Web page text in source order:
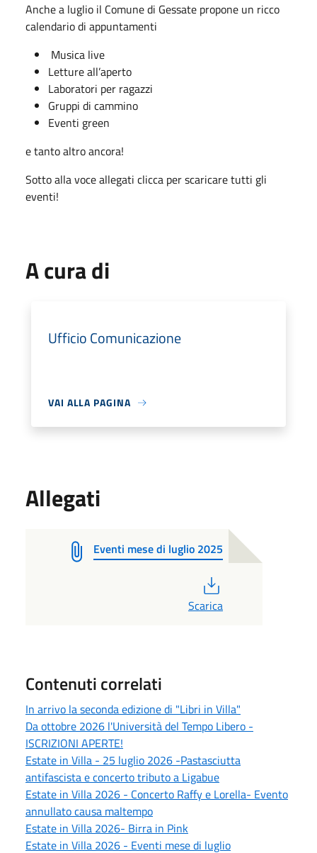
Anche a luglio il Comune di Gessate propone un ricco
calendario di appuntamenti
Musica live
Letture all’aperto
Laboratori per ragazzi
Gruppi di cammino
Eventi green
e tanto altro ancora!
Sotto alla voce allegati clicca per scaricare tutti gli
eventi!
A cura di
Ufficio Comunicazione
VAI ALLA PAGINA
Allegati
Eventi mese di luglio 2025
Scarica
Contenuti correlati
In arrivo la seconda edizione di "Libri in Villa"
Da ottobre 2026 l'Università del Tempo Libero -
ISCRIZIONI APERTE!
Estate in Villa - 25 luglio 2026 -Pastasciutta
antifascista e concerto tributo a Ligabue
Estate in Villa 2026 - Concerto Raffy e Lorella- Evento
annullato causa maltempo
Estate in Villa 2026- Birra in Pink
Estate in Villa 2026 - Eventi mese di luglio